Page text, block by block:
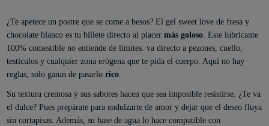
¿Te apetece un postre que se come a besos? El gel sweet love de fresa y
chocolate blanco es tu billete directo al placer más goloso. Este lubricante
100% comestible no entiende de límites: va directo a pezones, cuello,
testículos y cualquier zona erógena que te pida el cuerpo. Aquí no hay
reglas, solo ganas de pasarlo rico.
Su textura cremosa y sus sabores hacen que sea imposible resistirse. ¿Te va
el dulce? Pues prepárate para endulzarte de amor y dejar que el deseo fluya
sin cortapisas. Además, su base de agua lo hace compatible con